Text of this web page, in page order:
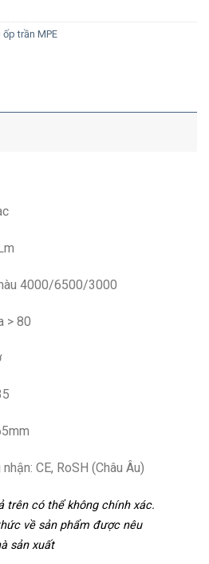
ốp trần MPE
4000/6500/3000
> 80
CE, RoSH (Châu Âu)
trên có thể không chính xác.
về sản phẩm được nêu
sản xuất